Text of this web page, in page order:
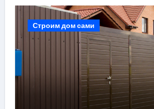
Строим дом сами